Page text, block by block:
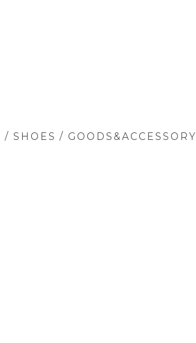
/ SHOES / GOODS&ACCESSORY